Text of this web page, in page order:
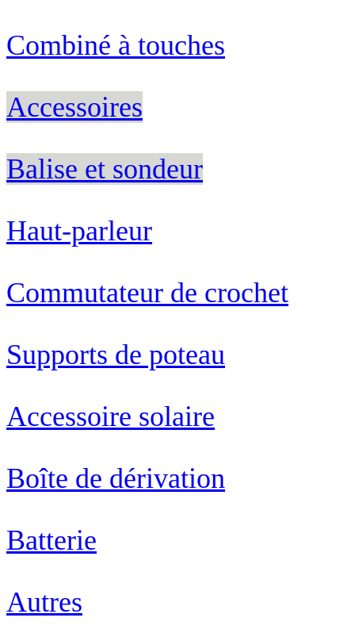
Combiné à touches
Accessoires
Balise et sondeur
Haut-parleur
Commutateur de crochet
Supports de poteau
Accessoire solaire
Boîte de dérivation
Batterie
Autres